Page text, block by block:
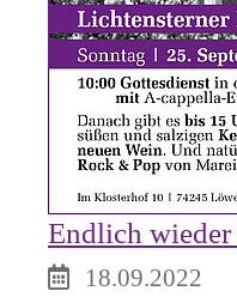
Endlich
18.09.2022